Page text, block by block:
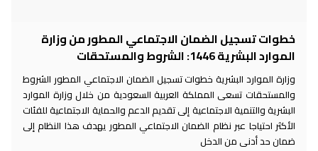
خطوات تسجيل الضمان الاجتماعي المطور من وزارة
الموارد البشرية 1446: الشروط والمستحقات
وزارة الموارد البشرية خطوات تسجيل الضمان الاجتماعي المطور الشروط
والمستحقات تسعى المملكة العربية السعودية من خلال وزارة الموارد
البشرية والتنمية الاجتماعية إلى تقديم الدعم والحماية الاجتماعية للفئات
الأكثر احتياجا عبر نظام الضمان الاجتماعي المطور يهدف هذا النظام إلى
ضمان حد أدنى من الدخل